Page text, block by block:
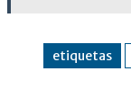
etiquetas